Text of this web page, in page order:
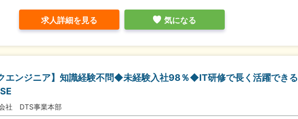
求人詳細を見る 気になる
エンジニア】知識経験不問◆未経験入社98％◆IT研修で長く活躍できる
社 DTS事業本部